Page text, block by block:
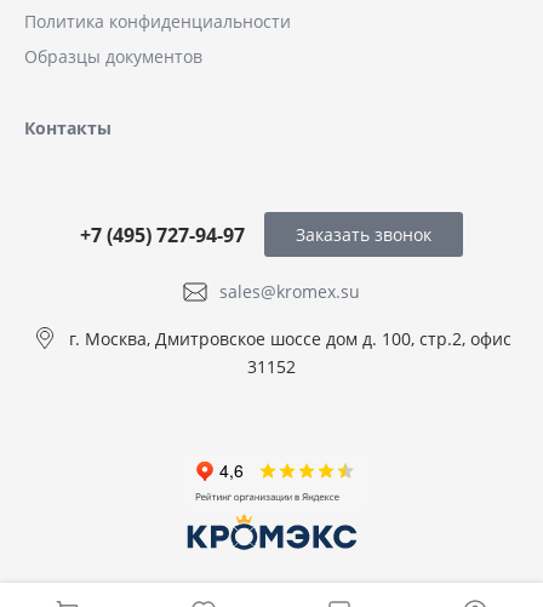
Политика конфиденциальности
Образцы документов
Контакты
sales@kromex.su
+7 (495) 727-94-97
г. Москва, Дмитровское шоссе дом д. 100, стр.2, офис
31152
Заказать звонок
© 2026 ООО КРОМЭКС, Все права защищены